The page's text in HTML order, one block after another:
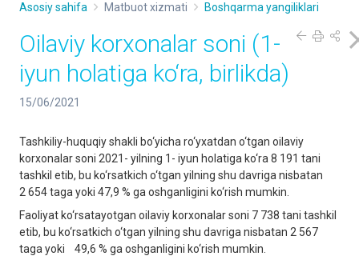
Asosiy sahifa Matbuot xizmati Boshqarma yangiliklari
Oilaviy korxonalar soni (1-
iyun holatiga ko‘ra, birlikda)
15/06/2021
Tashkiliy-huquqiy shakli bo‘yicha ro‘yxatdan o‘tgan oilaviy
korxonalar soni 2021- yilning 1- iyun holatiga ko‘ra 8 191 tani
tashkil etib, bu ko‘rsatkich o‘tgan yilning shu davriga nisbatan
2 654 taga yoki 47,9 % ga oshganligini ko‘rish mumkin.
Faoliyat ko‘rsatayotgan oilaviy korxonalar soni 7 738 tani tashkil
etib, bu ko‘rsatkich o‘tgan yilning shu davriga nisbatan 2 567
taga yoki 49,6 % ga oshganligini ko‘rish mumkin.